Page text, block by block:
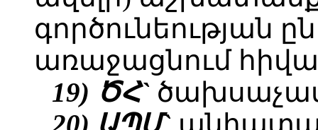
գործունեության
առաջացնում
19) ԾՀ`